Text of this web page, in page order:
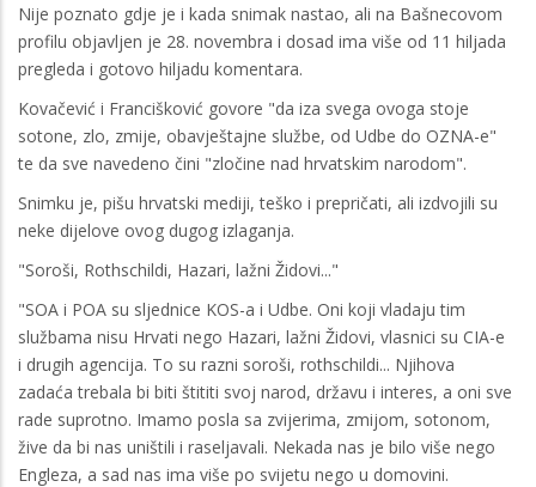
Nije poznato gdje je i kada snimak nastao, ali na Bašnecovom
profilu objavljen je 28. novembra i dosad ima više od 11 hiljada
pregleda i gotovo hiljadu komentara.
Kovačević i Francišković govore "da iza svega ovoga stoje
sotone, zlo, zmije, obavještajne službe, od Udbe do OZNA-e"
te da sve navedeno čini "zločine nad hrvatskim narodom".
Snimku je, pišu hrvatski mediji, teško i prepričati, ali izdvojili su
neke dijelove ovog dugog izlaganja.
"Soroši, Rothschildi, Hazari, lažni Židovi..."
"SOA i POA su sljednice KOS-a i Udbe. Oni koji vladaju tim
službama nisu Hrvati nego Hazari, lažni Židovi, vlasnici su CIA-e
i drugih agencija. To su razni soroši, rothschildi... Njihova
zadaća trebala bi biti štititi svoj narod, državu i interes, a oni sve
rade suprotno. Imamo posla sa zvijerima, zmijom, sotonom,
žive da bi nas uništili i raseljavali. Nekada nas je bilo više nego
Engleza, a sad nas ima više po svijetu nego u domovini.